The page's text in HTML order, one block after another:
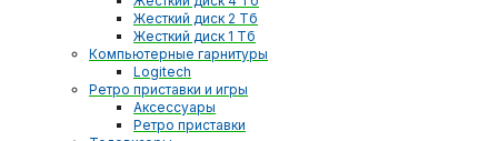
Жесткий диск 2 Тб
Жесткий диск 1 Тб
Компьютерные гарнитуры
Logitech
Ретро приставки и игры
Аксессуары
Ретро приставки